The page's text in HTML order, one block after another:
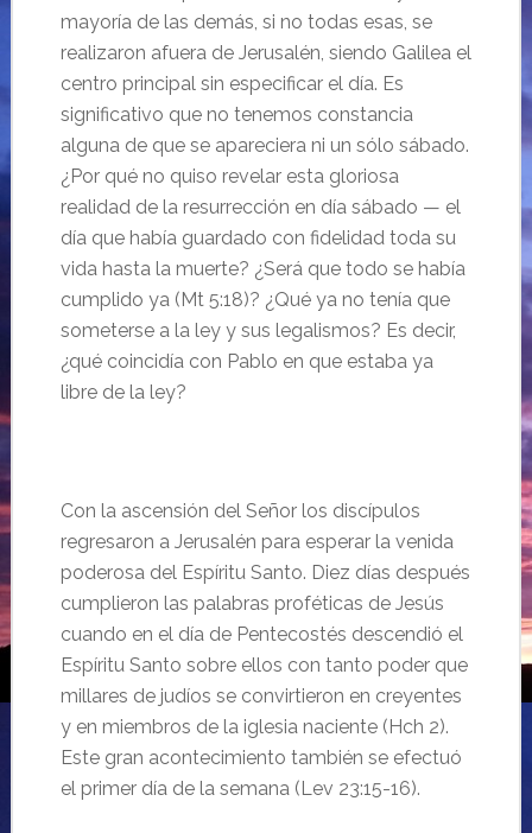
mayoría de las demás, si no todas esas, se
realizaron afuera de Jerusalén, siendo Galilea el
centro principal sin especificar el día. Es
significativo que no tenemos constancia
alguna de que se apareciera ni un sólo sábado.
¿Por qué no quiso revelar esta gloriosa
realidad de la resurrección en día sábado — el
día que había guardado con fidelidad toda su
vida hasta la muerte? ¿Será que todo se había
cumplido ya (Mt 5:18)? ¿Qué ya no tenía que
someterse a la ley y sus legalismos? Es decir,
¿qué coincidía con Pablo en que estaba ya
libre de la ley?
Con la ascensión del Señor los discípulos
regresaron a Jerusalén para esperar la venida
poderosa del Espíritu Santo. Diez días después
cumplieron las palabras proféticas de Jesús
cuando en el día de Pentecostés descendió el
Espíritu Santo sobre ellos con tanto poder que
millares de judíos se convirtieron en creyentes
y en miembros de la iglesia naciente (Hch 2).
Este gran acontecimiento también se efectuó
el primer día de la semana (Lev 23:15-16).